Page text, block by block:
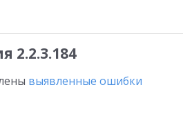
2.2.3.184
выявленные ошибки